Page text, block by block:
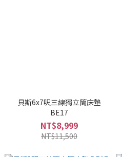
貝斯6x7呎三線獨立筒床墊
BE17
NT$8,999
NT$11,500